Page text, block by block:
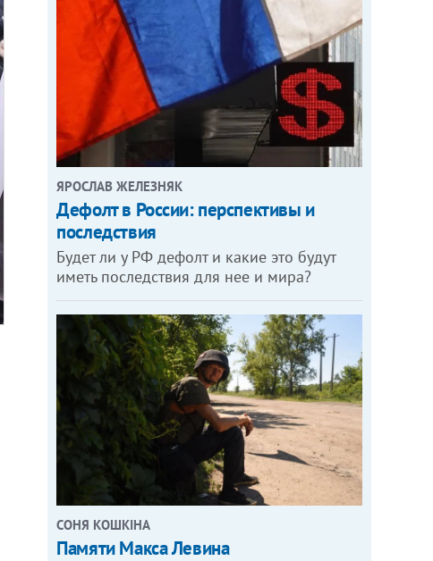
ЯРОСЛАВ ЖЕЛЕЗНЯК
Дефолт в России: перспективы и
последствия
Будет ли у РФ дефолт и какие это будут
иметь последствия для нее и мира?
СОНЯ КОШКІНА
Памяти Макса Левина